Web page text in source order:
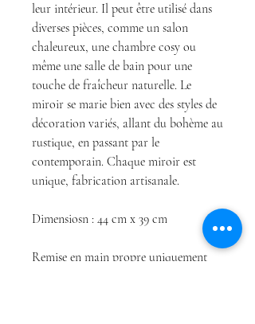
leur intérieur. Il peut être utilisé dans
diverses pièces, comme un salon
chaleureux, une chambre cosy ou
même une salle de bain pour une
touche de fraîcheur naturelle. Le
miroir se marie bien avec des styles de
décoration variés, allant du bohème au
rustique, en passant par le
contemporain. Chaque miroir est
unique, fabrication artisanale.
Dimensiosn : 44 cm x 39 cm
Remise en main propre uniquement